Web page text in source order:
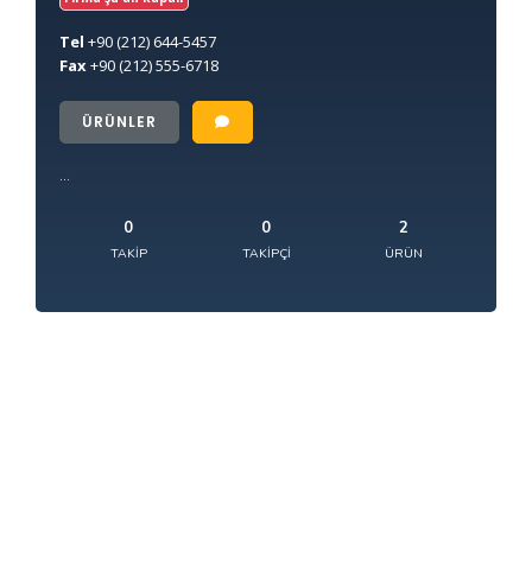
Tel +90(212) 644-5457
Fax+90(212) 555-6718
ÜRÜNLER
0
TAKIP
0
TAKIPÇI
2
ÜRÜN